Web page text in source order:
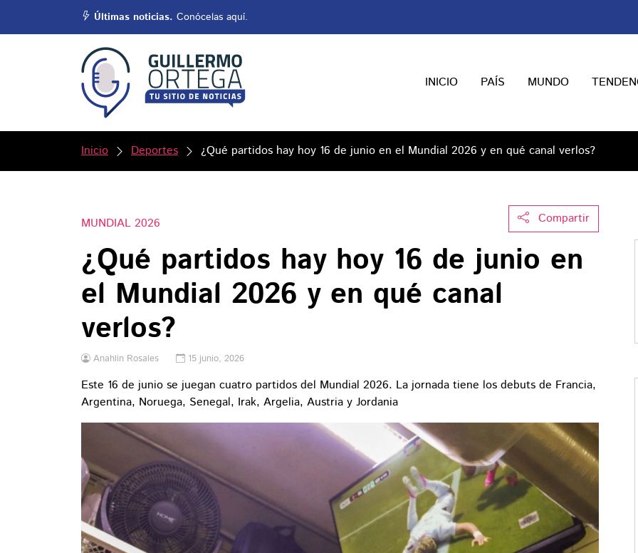
Últimas noticias. Conócelas aquí.
INICIO PAÍS MUNDO
Inicio Deportes ¿Qué partidos hay hoy 16 de junio en el Mundial 2026 y en qué canal verlos?
Compartir
MUNDIAL 2026
¿Qué partidos hay hoy 16 de junio en
el Mundial 2026 y en qué canal
verlos?
Anahlin Rosales 15 junio, 2026
Este 16 de junio se juegan cuatro partidos del Mundial 2026. La jornada tiene los debuts de Francia,
Argentina, Noruega, Senegal, Irak, Argelia, Austria y Jordania